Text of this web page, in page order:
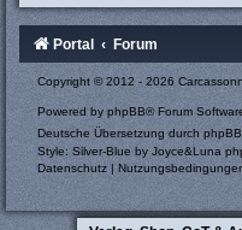
Portal Forum
Copyright © 2012 - 2026
Powered byphpBB® Forum
Deutsche Übersetzung durch
Style: Silver-Blue by Joyce&Luna
Datenschutz